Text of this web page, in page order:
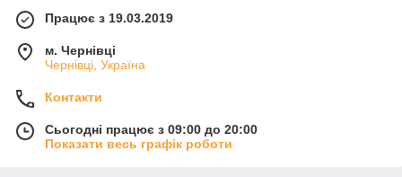
Працює з 19.03.2019
м. Чернівці
Чернівці, Україна
Контакти
Сьогодні працює з 09:00 до 20:00
Показати весь графік роботи